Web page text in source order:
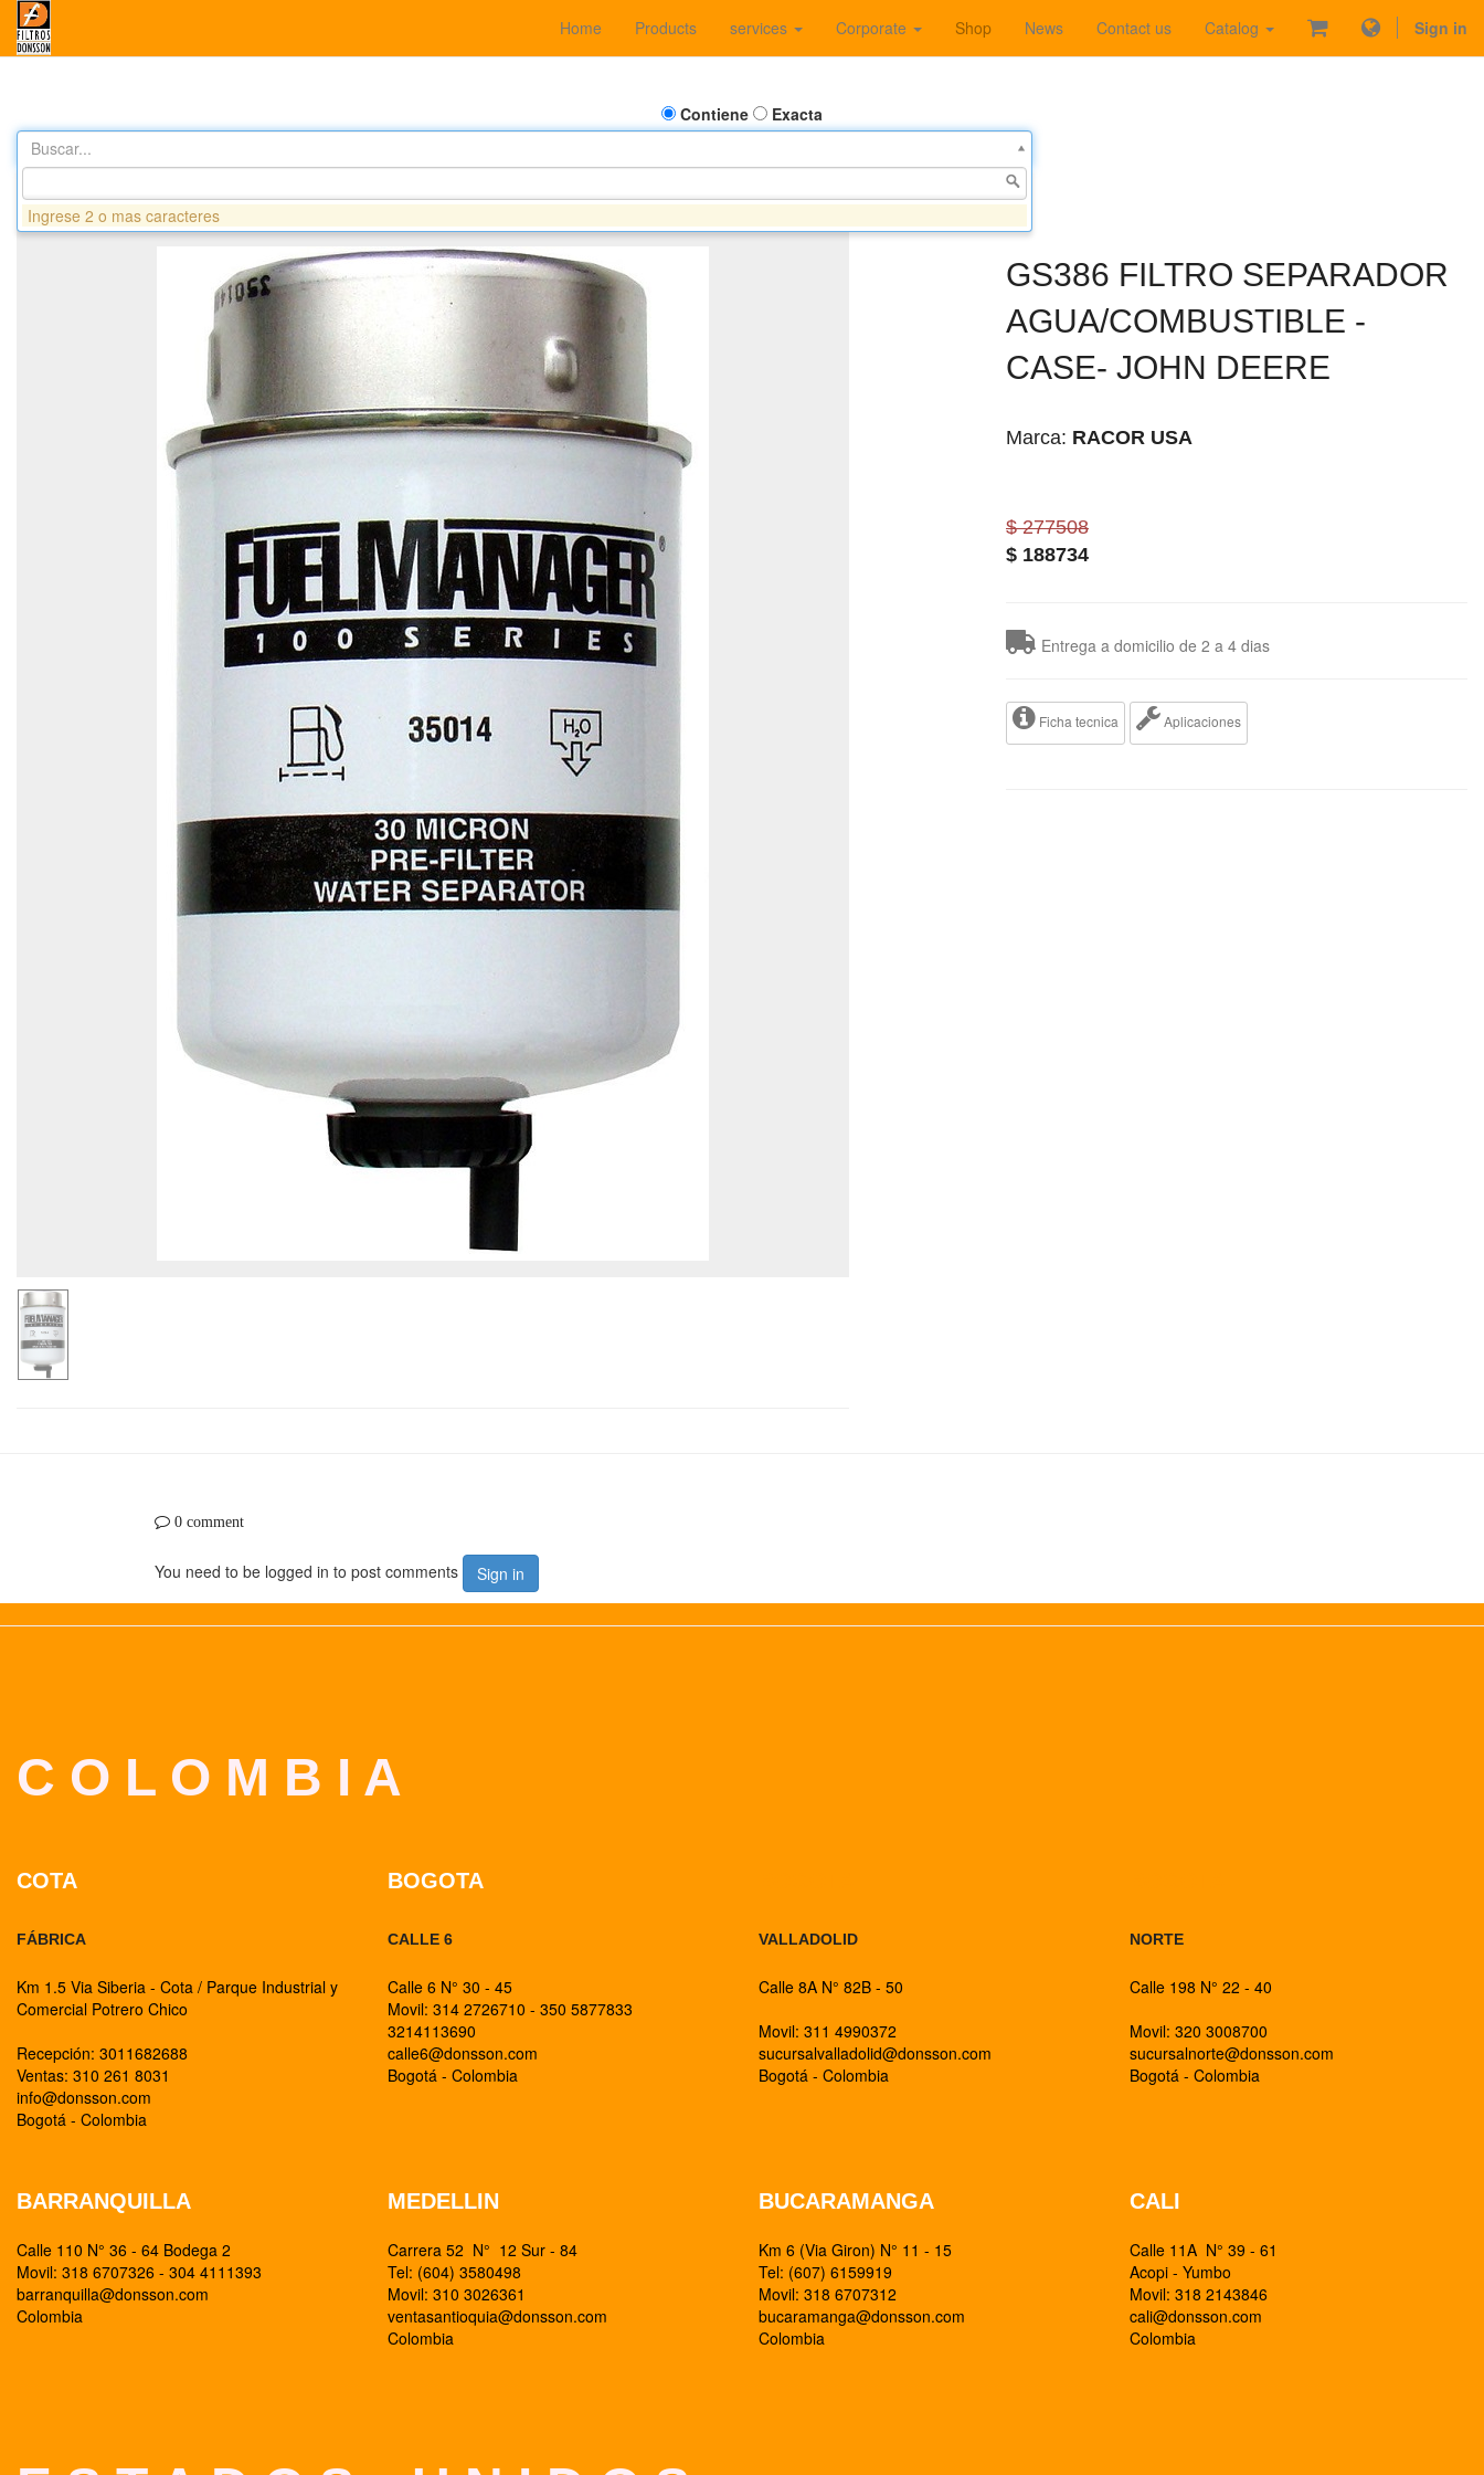
Home Products services Corporate Shop News Contact us Catalog Sign in
Contiene
Exacta
Buscar...
GS386 FILTRO SEPARADOR
AGUA/COMBUSTIBLE -
CASE- JOHN DEERE
Marca: RACOR USA
$ 277508
$ 188734
Entrega a domicilio de 2 a 4 dias
Ficha tecnica Aplicaciones
0 comment
You need to be logged in to post comments Sign in
C O L O M B I A
COTA
FÁBRICA
Km 1.5 Via Siberia - Cota / Parque Industrial y
Comercial Potrero Chico
Recepción: 3011682688
Ventas: 310 261 8031
info@donsson.com
Bogotá - Colombia
BOGOTA
CALLE 6
Calle 6 N° 30 - 45
Movil: 314 2726710 - 350 5877833
3214113690
calle6@donsson.com
Bogotá - Colombia
VALLADOLID
Calle 8A N° 82B - 50
Movil: 311 4990372
sucursalvalladolid@donsson.com
Bogotá - Colombia
NORTE
Calle 198 N° 22 - 40
Movil: 320 3008700
sucursalnorte@donsson.com
Bogotá - Colombia
BARRANQUILLA
Calle 110 N° 36 - 64 Bodega 2
Movil: 318 6707326 - 304 4111393
barranquilla@donsson.com
Colombia
MEDELLIN
Carrera 52 N° 12 Sur - 84
Tel: (604) 3580498
Movil: 310 3026361
ventasantioquia@donsson.com
Colombia
BUCARAMANGA
Km 6 (Via Giron) N° 11 - 15
Tel: (607) 6159919
Movil: 318 6707312
bucaramanga@donsson.com
Colombia
CALI
Calle 11A N° 39 - 61
Acopi - Yumbo
Movil: 318 2143846
cali@donsson.com
Colombia
Ingrese 2 o mas caracteres